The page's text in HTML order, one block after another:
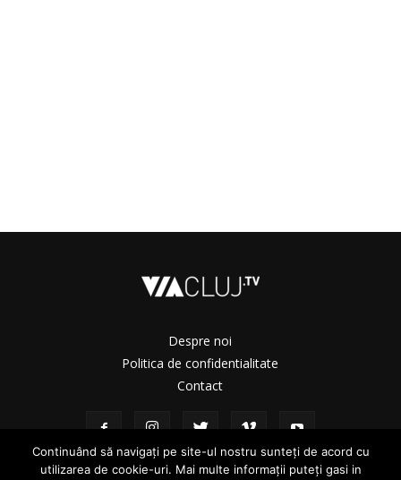
Despre noi
Politica de confidentialitate
Contact
Continuând să navigați pe site-ul nostru sunteți de acord cu
utilizarea de cookie-uri. Mai multe informații puteți gasi in